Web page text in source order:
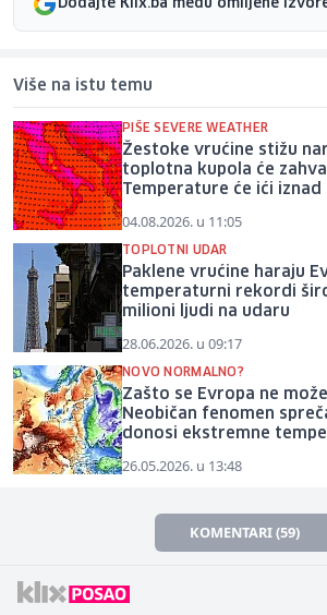
Dodajte Klix.ba među omiljene
Više na istu temu
PIŠE SEVERE WEATHER
Žestoke vrućine stižu
toplotna kupola će
Temperature će ići iznad
04.08.2026. u 11:05
TOPLOTNI UDAR
Paklene vrućine haraju
temperaturni rekordi
milioni ljudi na udaru
28.06.2026. u 09:17
NOVO NORMALNO?
Zašto se Evropa ne
Neobičan fenomen
donosi ekstremne
26.05.2026. u 13:48
KOMENTARI (59)